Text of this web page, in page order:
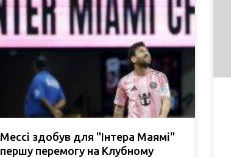
Мессі здобув для "Інтера Маямі"
першу перемогу на Клубному